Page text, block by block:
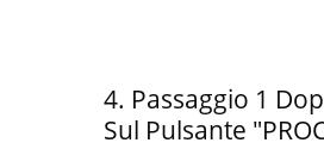
4. Passaggio 1
Sul Pulsante